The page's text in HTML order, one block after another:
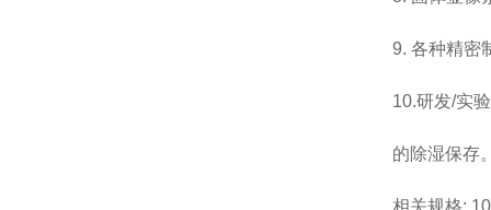
9. 各种精密
10.研发/实
的除湿保存
相关规格: